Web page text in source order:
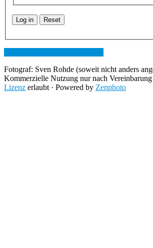
Log in Reset
Fotograf: Sven Rohde (soweit nicht anders
Kommerzielle Nutzung nur nach
Lizenz erlaubt · Powered by Zenphoto